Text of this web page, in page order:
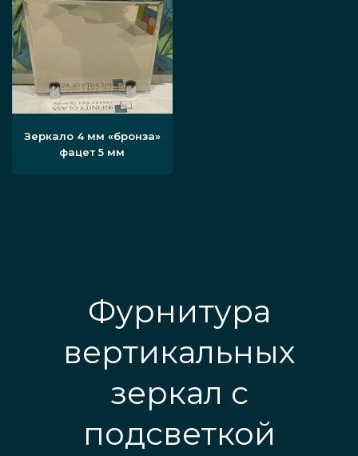
Зеркало 4 мм «бронза»
фацет 5 мм
Фурнитура
вертикальных
зеркал с
подсветкой